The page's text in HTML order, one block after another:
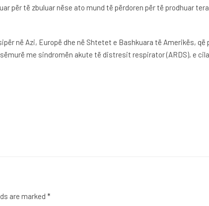
për të zbuluar nëse ato mund të përdoren për të prodhuar
në Azi, Europë dhe në Shtetet e Bashkuara të Amerikës,
me sindromën akute të distresit respirator (ARDS), e
are marked *